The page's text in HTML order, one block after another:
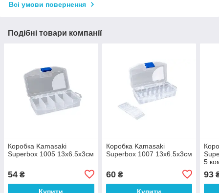
Всі умови повернення
Подібні товари компанії
Коробка Kamasaki
Superbox 1005 13x6.5x3см
54 ₴
Коробка Kamasaki
Superbox 1007 13x6.5x3см
60₴
5
93